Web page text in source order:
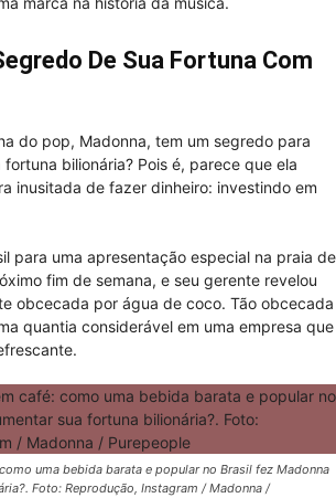
De Sua Fortuna Com
do pop, Madonna, tem um segredo para
bilionária? Pois é, parece que ela
inusitada de fazer dinheiro: investindo em
para uma apresentação especial na praia de
fim de semana, e seu gerente revelou
obcecada por água de coco. Tão obcecada
quantia considerável em uma empresa que
uma bebida barata e popular no Brasil fez Madonna
Foto: Reprodução, Instagram / Madonna /